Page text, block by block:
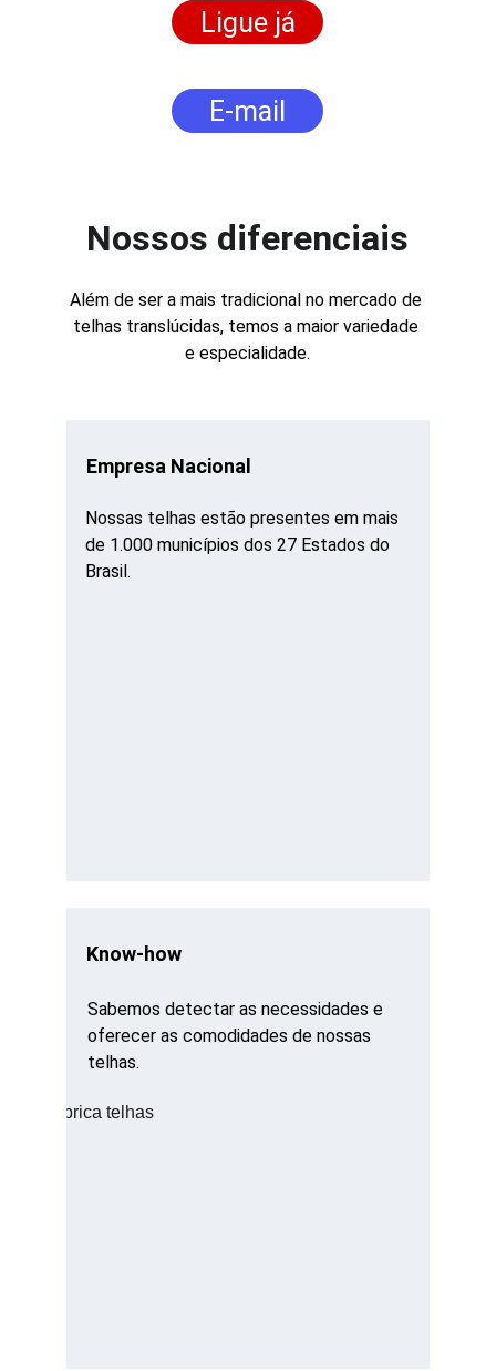
Ligue já
E-mail
Nossos diferenciais
Além de ser a mais tradicional no mercado de
telhas translúcidas, temos a maior variedade
e especialidade.
Know-how
Sabemos detectar as necessidades e
oferecer as comodidades de nossas
telhas.
Empresa Nacional
Nossas telhas estão presentes em mais
de 1.000 municípios dos 27 Estados do
Brasil.